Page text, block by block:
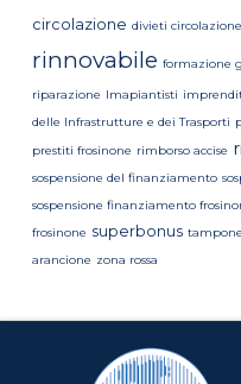
circolazione divieti
rinnovabile formazione
riparazione Imapiantisti
delle Infrastrutture e dei Trasporti
prestiti frosinone rimborso accise
sospensione del finanziamento
sospensione finanziamento
frosinone superbonus
arancione zona rossa